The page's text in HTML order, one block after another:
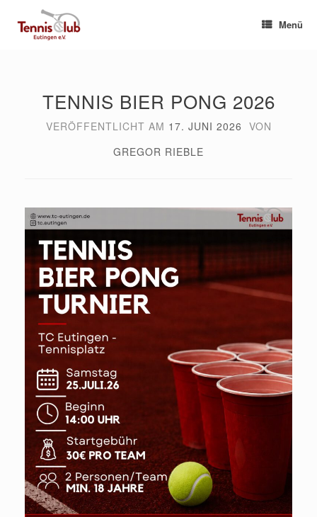
Inhalt
springen
Menü
TENNIS BIER PONG 2026
VERÖFFENTLICHT AM 17. JUNI 2026 VON
GREGOR RIEBLE